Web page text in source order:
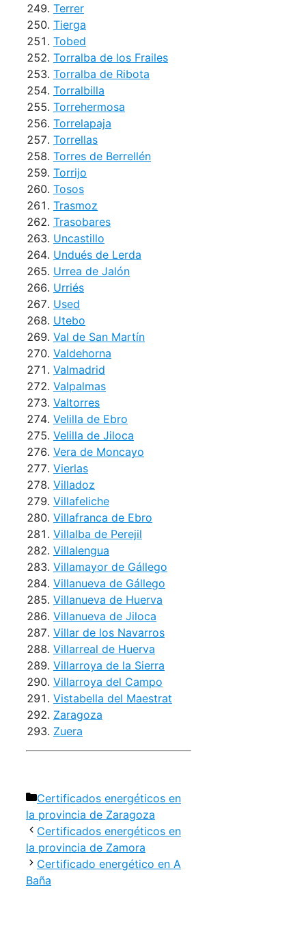
Terrer
Tierga
Tobed
Torralba de los Frailes
Torralba de Ribota
Torralbilla
Torrehermosa
Torrelapaja
Torrellas
Torres de Berrellén
Torrijo
Tosos
Trasmoz
Trasobares
Uncastillo
Undués de Lerda
Urrea de Jalón
Urriés
Used
Utebo
Val de San Martín
Valdehorna
Valmadrid
Valpalmas
Valtorres
Velilla de Ebro
Velilla de Jiloca
Vera de Moncayo
Vierlas
Villadoz
Villafeliche
Villafranca de Ebro
Villalba de Perejil
Villalengua
Villamayor de Gállego
Villanueva de Gállego
Villanueva de Huerva
Villanueva de Jiloca
Villar de los Navarros
Villarreal de Huerva
Villarroya de la Sierra
Villarroya del Campo
Vistabella del Maestrat
Zaragoza
Zuera
Categorías
Certificados energéticos en
la provincia de Zaragoza
Certificados energéticos en
la provincia de Zamora
Certificado energético en A
Baña